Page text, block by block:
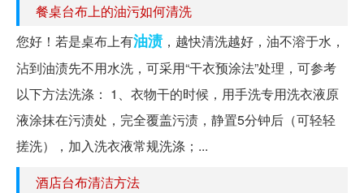
餐桌台布上的油污如何清洗
您好！若是桌布上有油渍，越快清洗越好，油不溶于水，
沾到油渍先不用水洗，可采用“干衣预涂法”处理，可参考
以下方法洗涤： 1、衣物干的时候，用手洗专用洗衣液原
液涂抹在污渍处，完全覆盖污渍，静置5分钟后（可轻轻
搓洗），加入洗衣液常规洗涤；...
酒店台布清洁方法